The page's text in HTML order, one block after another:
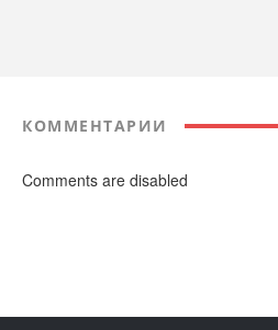
КОММЕНТАРИИ
Comments are disabled